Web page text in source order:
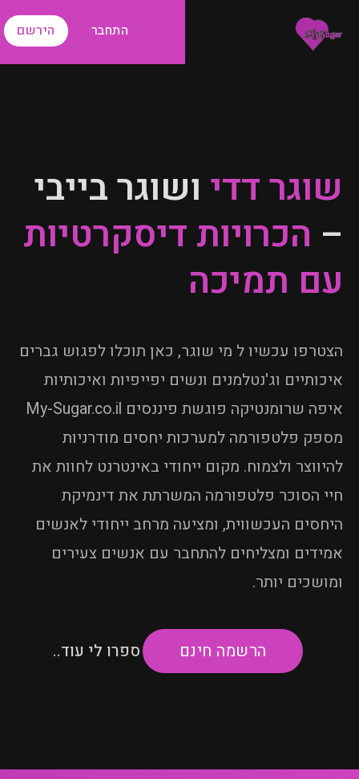
התחבר הירשם
שוגר דדי ושוגר בייבי
– הכרויות דיסקרטיות
עם תמיכה
הצטרפו עכשיו ל מי שוגר, כאן תוכלו לפגוש גברים
איכותיים וג'נטלמנים ונשים יפייפיות ואיכותיות
איפה שרומנטיקה פוגשת פיננסים My-Sugar.co.il
מספק פלטפורמה למערכות יחסים מודרניות
להיווצר ולצמוח. מקום ייחודי באינטרנט לחוות את
חיי הסוכר פלטפורמה המשרתת את דינמיקת
היחסים העכשווית, ומציעה מרחב ייחודי לאנשים
אמידים ומצליחים להתחבר עם אנשים צעירים
ומושכים יותר.
הרשמה חינם ספרו לי עוד..